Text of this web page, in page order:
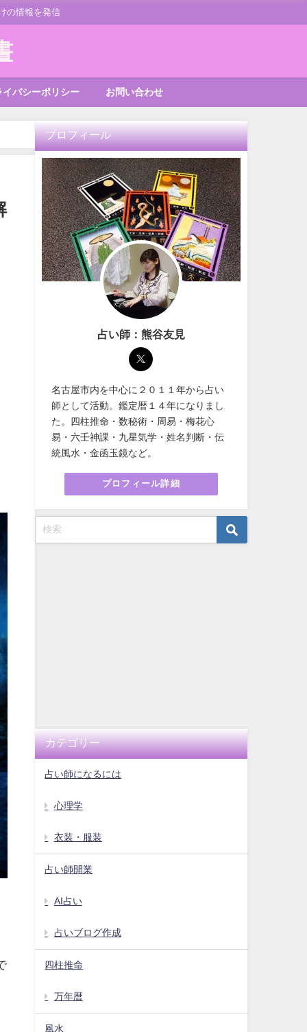
の情報を発信
イバシーポリシー お問い合わせ
プロフィール
占い師：熊谷友見
名古屋市内を中心に２０１１年から占い
師として活動。鑑定暦１４年になりまし
た。四柱推命・数秘術・周易・梅花心
易・六壬神課・九星気学・姓名判断・伝
統風水・金函玉鏡など。
プロフィール詳細
カテゴリー
占い師になるには
心理学
衣装・服装
占い師開業
AI占い
占いブログ作成
四柱推命
万年暦
風水